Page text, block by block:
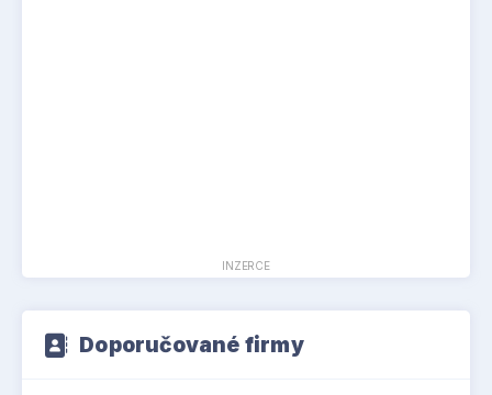
INZERCE
Doporučované firmy